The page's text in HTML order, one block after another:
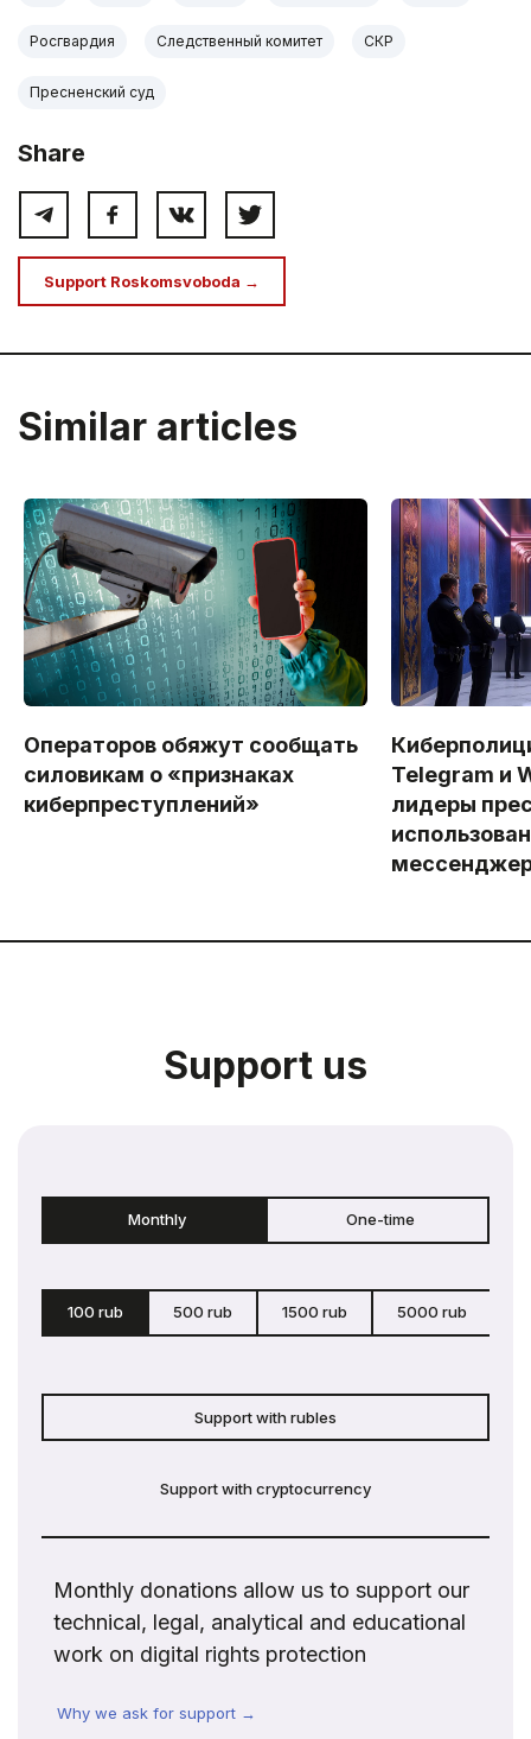
Росгвардия Следственный комитет СКР
Пресненский суд
Share
Support Roskomsvoboda →
Similar articles
Операторов обяжут сообщать
силовикам о «признаках
киберпреступлений»
Telegram и
лидеры
Support us
Monthly One-time
100 rub 500 rub 1500 rub 5000 rub
Support with rubles
Support with cryptocurrency
Monthly donations allow us to support our
technical, legal, analytical and educational
work on digital rights protection
Why we ask for support →